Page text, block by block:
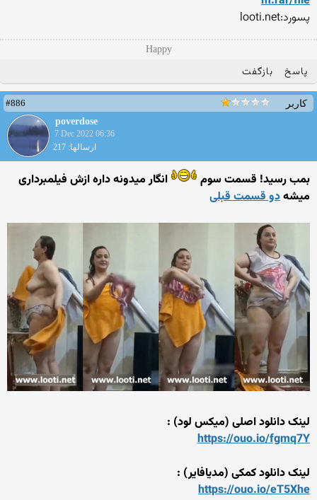
پسورد:looti.net
Happy
پاسخ بازگفت
کاربر
#886
poverdose
7 Dec 2022 06:36
ارسالها: 217
بمب رسید! قسمت سوم
انگار میدونه داره ازش فیلمبرداری
میشهدو قسمت قبلی
لینک دانلود اصلی (میکس لود) :
https://ouo.io/fgmq7Y
لینک دانلود کمکی (مدیافایر) :
https://ouo.io/eT5Xhe